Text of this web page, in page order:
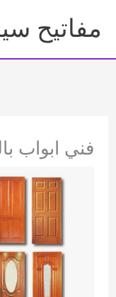
إلى
المحتوى
مفاتيح
فني ابواب